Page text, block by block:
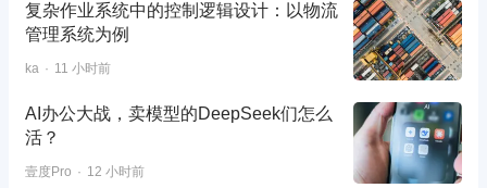
复杂作业系统中的控制逻辑设计：以物流
管理系统为例
ka 11 小时前
AI办公大战，卖模型的DeepSeek们怎么
活？
壹度Pro 12 小时前